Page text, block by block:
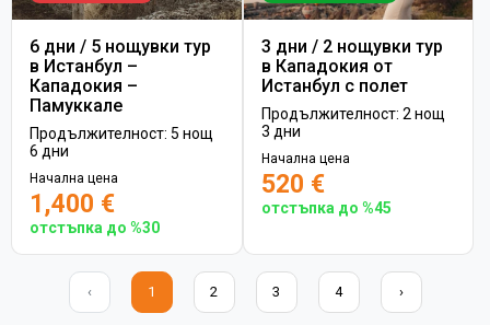
6 дни / 5 нощувки тур
в Истанбул –
Кападокия –
Памуккале
Продължителност: 5 нощ
6 дни
Начална цена
1,400 €
отстъпка до %30
3 дни / 2 нощувки тур
в Кападокия от
Истанбул с полет
Продължителност: 2 нощ
3 дни
Начална цена
520 €
отстъпка до %45
‹ 1 2 3 4 ›